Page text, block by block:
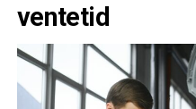
ventetid